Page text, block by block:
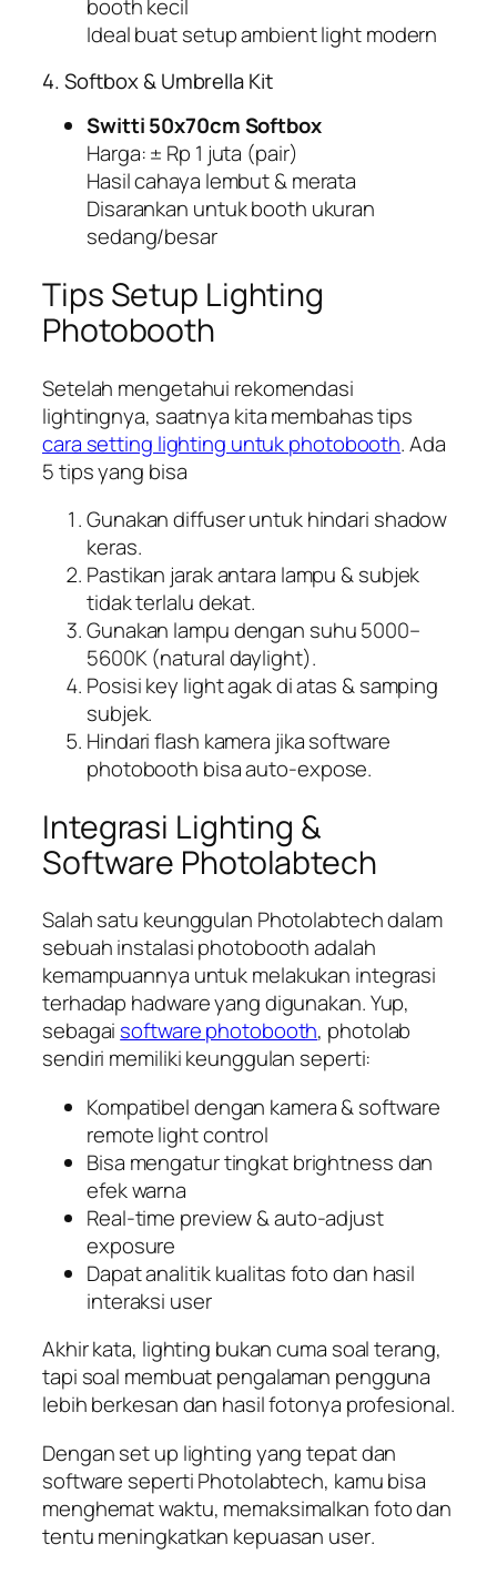
booth kecil
Ideal buat setup ambient light modern
4. Softbox & Umbrella Kit
Switti 50x70cm Softbox
Harga: ± Rp 1 juta (pair)
Hasil cahaya lembut & merata
Disarankan untuk booth ukuran
sedang/besar
Tips Setup Lighting
Photobooth
Setelah mengetahui rekomendasi
lightingnya, saatnya kita membahas tips
cara setting lighting untuk photobooth. Ada
5 tips yang bisa
Gunakan diffuser untuk hindari shadow
keras.
Pastikan jarak antara lampu & subjek
tidak terlalu dekat.
Gunakan lampu dengan suhu 5000–
5600K (natural daylight).
Posisi key light agak di atas & samping
subjek.
Hindari flash kamera jika software
photobooth bisaauto-expose.
Integrasi Lighting &
Software Photolabtech
Salah satu keunggulan Photolabtech dalam
sebuah instalasi photobooth adalah
kemampuannya untuk melakukan integrasi
terhadap hadware yang digunakan. Yup,
sebagai software photobooth, photolab
sendiri memiliki keunggulan seperti:
Kompatibel dengan kamera & software
remote light control
Bisa mengatur tingkat brightness dan
efek warna
Real-time preview & auto-adjust
exposure
Dapat analitik kualitas foto dan hasil
interaksi user
Akhir kata, lighting bukan cuma soal terang,
tapi soal membuat pengalaman pengguna
lebih berkesan dan hasil fotonya profesional.
Denganset up lighting yang tepat dan
software seperti Photolabtech, kamu bisa
menghemat waktu, memaksimalkan foto dan
tentu meningkatkan kepuasan user.